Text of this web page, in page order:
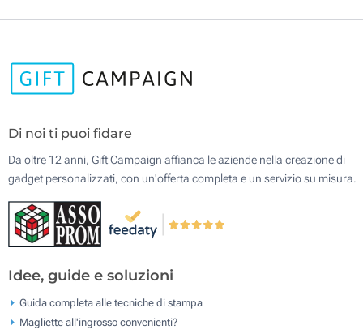
Di noi ti puoi fidare
Da oltre 12 anni, Gift Campaign affianca le aziende nella creazione di
gadget personalizzati, con un'offerta completa e un servizio su misura.
Idee, guide e soluzioni
Guida completa alle tecniche di stampa
Magliette all'ingrosso convenienti?